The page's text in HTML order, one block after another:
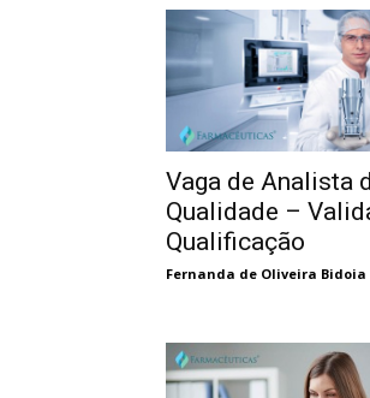
Vaga de Analista
Qualidade –
Qualificação
Fernanda de Oliveira Bidoia